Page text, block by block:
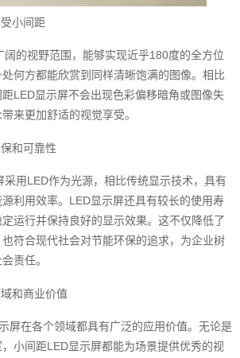
小间距
阔的视野范围，能够实现近乎180度的全方位
何方都能欣赏到同样清晰饱满的图像。相比
LED显示屏不会出现色彩偏移暗角或图像失
来更加舒适的视觉享受。
和可靠性
采用LED作为光源，相比传统显示技术，具有
利用效率。LED显示屏还具有较长的使用寿
运行并保持良好的显示效果。这不仅降低了
符合现代社会对节能环保的追求，为企业树
责任。
和商业价值
屏在各个领域都具有广泛的应用价值。无论是
小间距LED显示屏都能为场景提供优秀的视